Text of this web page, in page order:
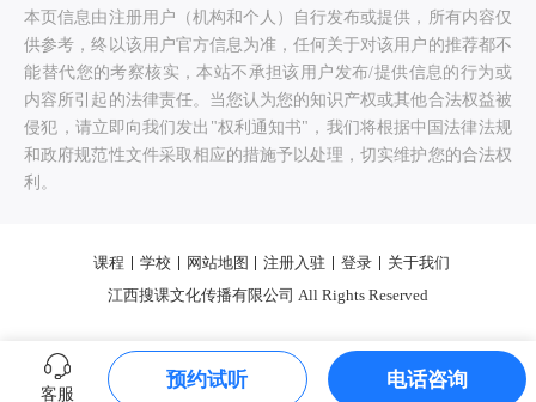
本页信息由注册用户（机构和个人）自行发布或提供，所有内容仅
供参考，终以该用户官方信息为准，任何关于对该用户的推荐都不
能替代您的考察核实，本站不承担该用户发布/提供信息的行为或
内容所引起的法律责任。当您认为您的知识产权或其他合法权益被
侵犯，请立即向我们发出"权利通知书"，我们将根据中国法律法规
和政府规范性文件采取相应的措施予以处理，切实维护您的合法权
利。
课程 学校 网站地图 注册入驻 登录
关于我们
江西搜课文化传播有限公司 All Rights Reserved
客服
预约试听 电话咨询